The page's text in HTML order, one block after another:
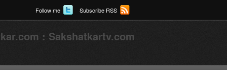
Follow me Subscribe RSS
: Sakshatkartv.com